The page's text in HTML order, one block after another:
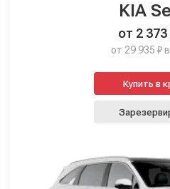
KIA
от 2 373
от 29 935 ₽